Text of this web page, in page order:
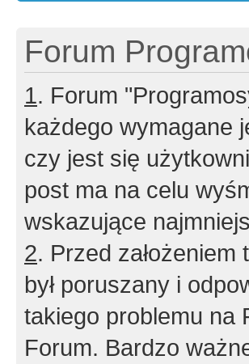
Forum
1. Forum
każdego wymagane
czy jest się
post ma na celu
wskazujące
2. Przed
był poruszany i
takiego problemu na
Forum. Bardzo